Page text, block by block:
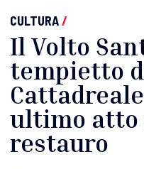
CULTURA/
Il Volto
tempietto
ultimo atto
restauro